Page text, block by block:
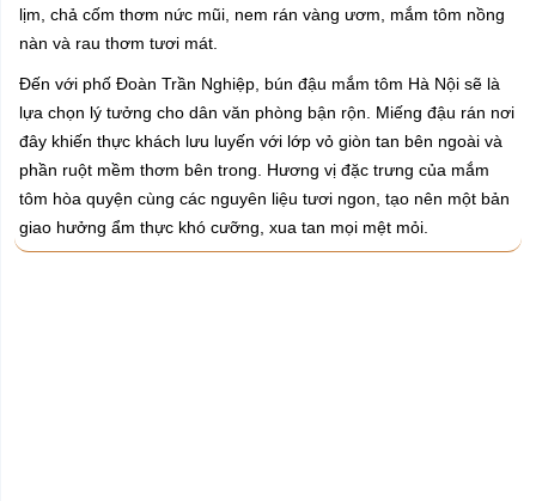
lịm, chả cốm thơm nức mũi, nem rán vàng ươm, mắm tôm nồng
nàn và rau thơm tươi mát.
Đến với phố Đoàn Trần Nghiệp, bún đậu mắm tôm Hà Nội sẽ là
lựa chọn lý tưởng cho dân văn phòng bận rộn. Miếng đậu rán nơi
đây khiến thực khách lưu luyến với lớp vỏ giòn tan bên ngoài và
phần ruột mềm thơm bên trong. Hương vị đặc trưng của mắm
tôm hòa quyện cùng các nguyên liệu tươi ngon, tạo nên một bản
giao hưởng ẩm thực khó cưỡng, xua tan mọi mệt mỏi.